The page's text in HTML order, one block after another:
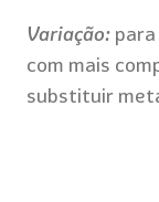
Variação:
com mais
substituir